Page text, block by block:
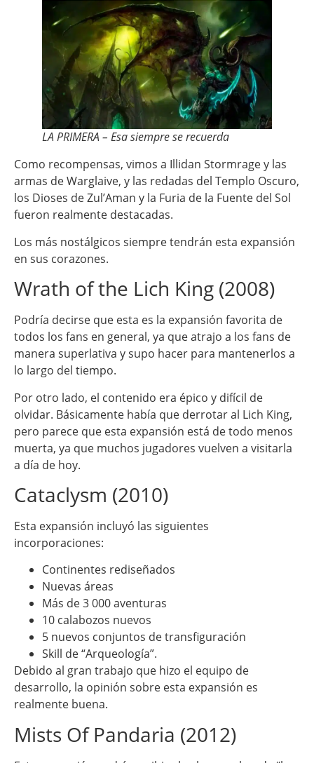
LA PRIMERA – Esa siempre se recuerda
Como recompensas, vimos a Illidan Stormrage y las
armas de Warglaive, y las redadas del Templo Oscuro,
los Dioses de Zul’Aman y la Furia de la Fuente del Sol
fueron realmente destacadas.
Los más nostálgicos siempre tendrán esta expansión
en sus corazones.
Wrath of the Lich King (2008)
Podría decirse que esta es la expansión favorita de
todos los fans en general, ya que atrajo a los fans de
manera superlativa y supo hacer para mantenerlos a
lo largo del tiempo.
Por otro lado, el contenido era épico y difícil de
olvidar. Básicamente había que derrotar al Lich King,
pero parece que esta expansión está de todo menos
muerta, ya que muchos jugadores vuelven a visitarla
a día de hoy.
Cataclysm (2010)
Esta expansión incluyó las siguientes
incorporaciones:
Continentes rediseñados
Nuevas áreas
Más de 3 000 aventuras
10 calabozos nuevos
5 nuevos conjuntos de transfiguración
Skill de “Arqueología”.
Debido al gran trabajo que hizo el equipo de
desarrollo, la opinión sobre esta expansión es
realmente buena.
Mists Of Pandaria (2012)